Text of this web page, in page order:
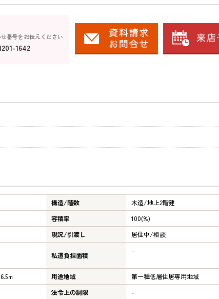
番号をお伝えください
1642
構造/階数 木造/地上2階建
容積率
100(%)
現況/引渡し 居住中/相談
私道負担面積
-
ｍ 用途地域
第一種低層住居専用地域
法令上の制限
-